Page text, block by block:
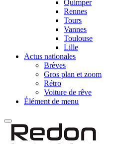
Quimper
Rennes
Tours
Vannes
Toulouse
Lille
Actus nationales
Brèves
Gros plan et zoom
Rétro
Voiture de rêve
Élément de menu